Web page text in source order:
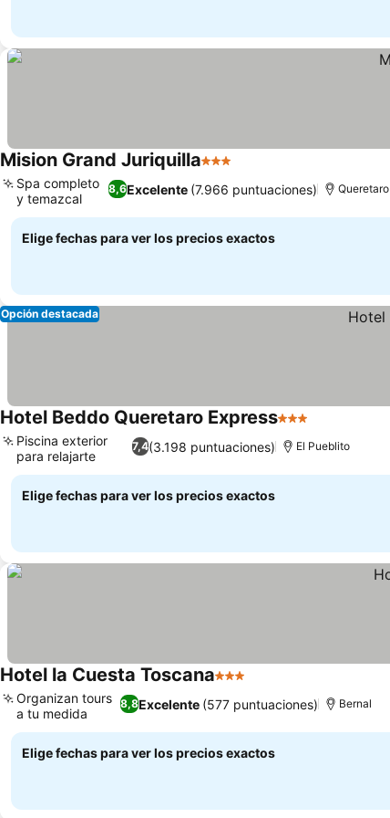
Mision Grand Juriquilla3 Estrellas
8,6Excelente (7.966 puntuaciones)
Spa completo
y temazcal
Queretaro
Elige fechas para ver los precios exactos
Opción destacada
Hotel Beddo Queretaro Express3 Estrellas
7,4(3.198 puntuaciones)
Piscina exterior
para relajarte
El Pueblito
Elige fechas para ver los precios exactos
Hotel la Cuesta Toscana3 Estrellas
8,8Excelente (577 puntuaciones)
Organizan tours
a tu medida
Bernal
Elige fechas para ver los precios exactos